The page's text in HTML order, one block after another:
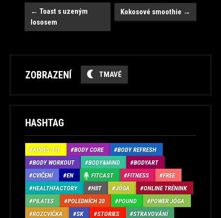
Navigace
← Toast s uzeným
lososem
Kokosové smoothie →
ZOBRAZENÍ TMAVÉ
HASHTAG
APRÉS-FIT BODY CORE
BODY REFRESH
BODY WORKOUT
BODY&MIND
BODYART
CVIČENÍ
EN FITCAST FITNESS
FREE
HEALTHFACTORY
HIIT JÓGA
ONLINE TRÉNINK
PILATES
POLEDNÍCH 20 POUND
POWER JÓGA
ROZCVIČKA
SK STORIES
STRAVOVÁNÍ